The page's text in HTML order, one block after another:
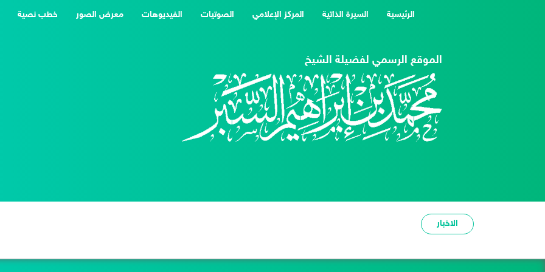
الرئيسية
(current) السيرة الذاتية المركز الإعلامي الصوتيات الفيديوهات معرض الصور خطب نصية
الموقع الرسمي لفضيلة الشيخ
الاخبار